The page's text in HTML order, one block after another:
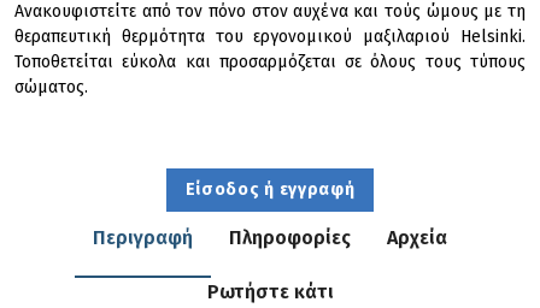
Ανακουφιστείτε από τον πόνο στον αυχένα και τούς ώμους με τη
θεραπευτική θερμότητα του εργονομικού μαξιλαριού Helsinki.
Τοποθετείται εύκολα και προσαρμόζεται σε όλους τους τύπους
σώματος.
Είσοδος ή εγγραφή
Περιγραφή Πληροφορίες Αρχεία
Ρωτήστε κάτι